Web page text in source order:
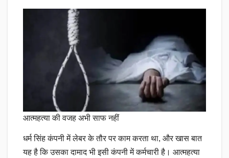
आत्महत्या की वजह अभी साफ नहीं
धर्म सिंह कंपनी में लेबर के तौर पर काम करता था, और खास बात
यह है कि उसका दामाद भी इसी कंपनी में कर्मचारी है। आत्महत्या